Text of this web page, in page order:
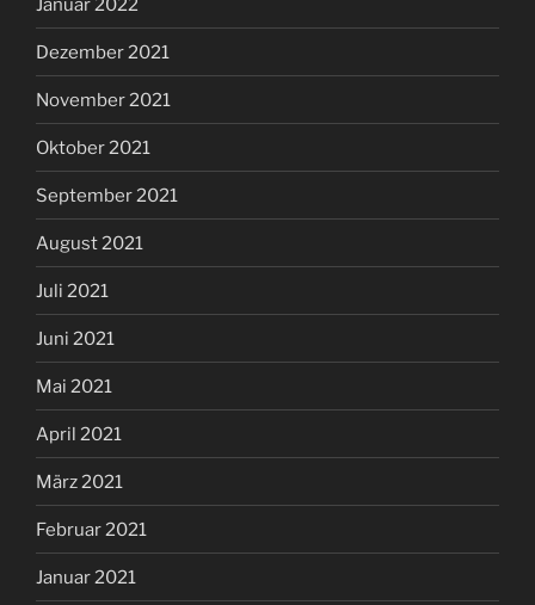
Januar 2022
Dezember 2021
November 2021
Oktober 2021
September 2021
August 2021
Juli 2021
Juni 2021
Mai 2021
April 2021
März 2021
Februar 2021
Januar 2021